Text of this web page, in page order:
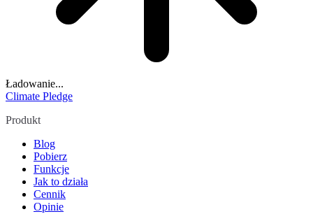
Ładowanie...
Climate Pledge
Produkt
Blog
Pobierz
Funkcje
Jak to działa
Cennik
Opinie